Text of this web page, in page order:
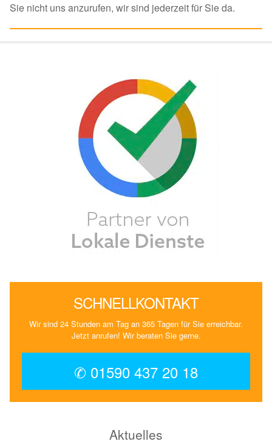
Sie nicht uns anzurufen, wir sind jederzeit für Sie da.
SCHNELLKONTAKT
Wir sind 24 Stunden am Tag an 365 Tagen für Sie erreichbar.
Jetzt anrufen! Wir beraten Sie gerne.
✆ 01590 437 20 18
Aktuelles